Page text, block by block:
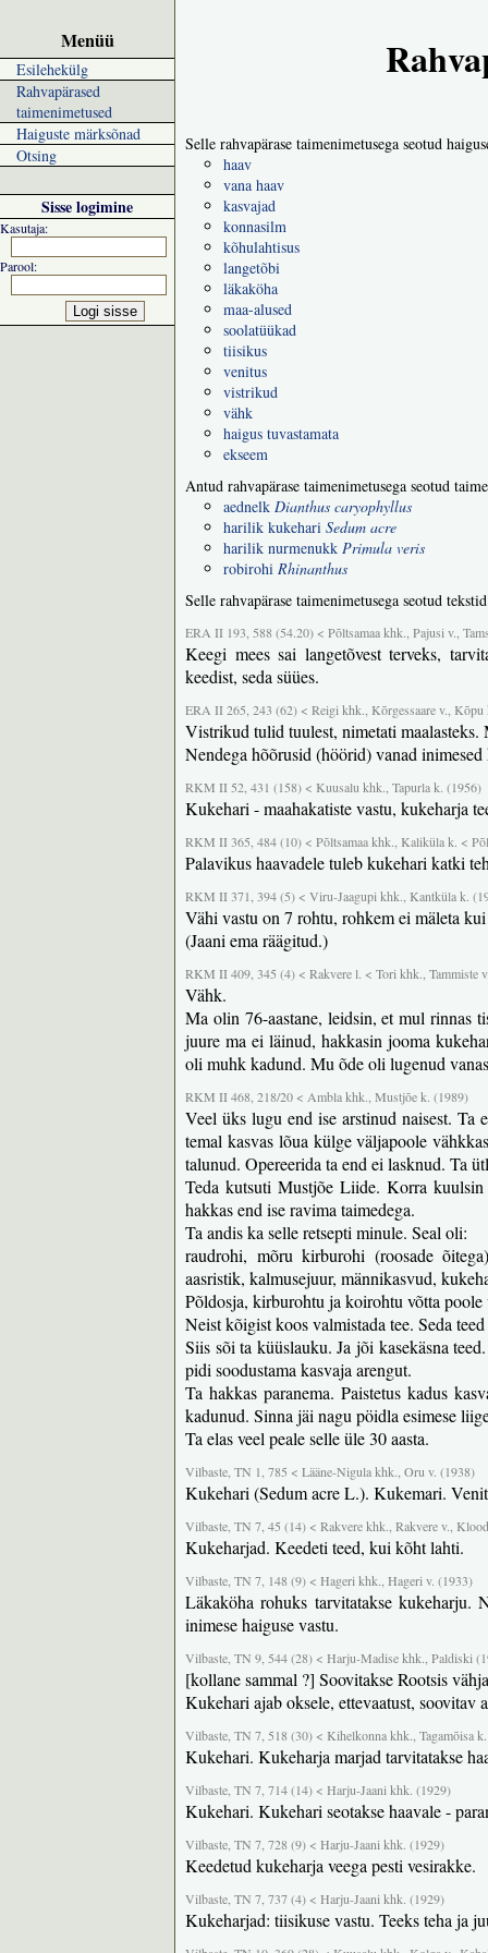
Menüü
Esilehekülg
Rahvapärased
taimenimetused
Haiguste märksõnad
Otsing
Sisse logimine
Kasutaja:
Parool:
Selle rahvapärase taimenimetusega seotud
haav
vana haav
kasvajad
konnasilm
kõhulahtisus
langetõbi
läkaköha
maa-alused
soolatüükad
tiisikus
venitus
vistrikud
vähk
haigus tuvastamata
ekseem
Antud rahvapärase taimenimetusega seotud
aednelk Dianthus caryophyllus
harilik kukehari Sedum acre
harilik nurmenukk Primula veris
robirohi Rhinanthus
Selle rahvapärase taimenimetusega seotud
ERA II 193, 588 (54.20) < Põltsamaa khk., Pajusi v.,
Keegi mees sai langetõvest terveks,
keedist, seda süües.
ERA II 265, 243 (62) < Reigi khk., Kõrgessaare v., Kõpu
Vistrikud tulid tuulest, nimetati
Nendega hõõrusid (höörid) vanad
RKM II 52, 431 (158) < Kuusalu khk., Tapurla k. (1956)
Kukehari - maahakatiste vastu, kukeharja
RKM II 365, 484 (10) < Põltsamaa khk., Kaliküla k. <
Palavikus haavadele tuleb kukehari katki
RKM II 371, 394 (5) < Viru-Jaagupi khk., Kantküla k.
Vähi vastu on 7 rohtu, rohkem ei mäleta
(Jaani ema räägitud.)
RKM II 409, 345 (4) < Rakvere l. < Tori khk., Tammiste
Vähk.
Ma olin 76-aastane, leidsin, et mul rinnas
juure ma ei läinud, hakkasin jooma
oli muhk kadund. Mu õde oli lugenud
RKM II 468, 218/20 < Ambla khk., Mustjõe k. (1989)
Veel üks lugu end ise arstinud naisest. Ta
temal kasvas lõua külge väljapoole
talunud. Opereerida ta end ei lasknud. Ta
Teda kutsuti Mustjõe Liide. Korra
hakkas end ise ravima taimedega.
Ta andis ka selle retsepti minule. Seal oli:
raudrohi, mõru kirburohi (roosade
aasristik, kalmusejuur, männikasvud,
Põldosja, kirburohtu ja koirohtu võtta poole
Neist kõigist koos valmistada tee. Seda
Siis sõi ta küüslauku. Ja jõi kasekäsna
pidi soodustama kasvaja arengut.
Ta hakkas paranema. Paistetus kadus
kadunud. Sinna jäi nagu pöidla esimese
Ta elas veel peale selle üle 30 aasta.
Vilbaste, TN 1, 785 < Lääne-Nigula khk., Oru v. (1938)
Kukehari (Sedum acre L.). Kukemari.
Vilbaste, TN 7, 45 (14) < Rakvere khk., Rakvere v.,
Kukeharjad. Keedeti teed, kui kõht lahti.
Vilbaste, TN 7, 148 (9) < Hageri khk., Hageri v. (1933)
Läkaköha rohuks tarvitatakse kukeharju.
inimese haiguse vastu.
Vilbaste, TN 9, 544 (28) < Harju-Madise khk., Paldiski
[kollane sammal ?] Soovitakse Rootsis
Kukehari ajab oksele, ettevaatust, soovitav
Vilbaste, TN 7, 518 (30) < Kihelkonna khk., Tagamõisa
Kukehari. Kukeharja marjad tarvitatakse
Vilbaste, TN 7, 714 (14) < Harju-Jaani khk. (1929)
Kukehari. Kukehari seotakse haavale -
Vilbaste, TN 7, 728 (9) < Harju-Jaani khk. (1929)
Keedetud kukeharja veega pesti vesirakke.
Vilbaste, TN 7, 737 (4) < Harju-Jaani khk. (1929)
Kukeharjad: tiisikuse vastu. Teeks teha ja